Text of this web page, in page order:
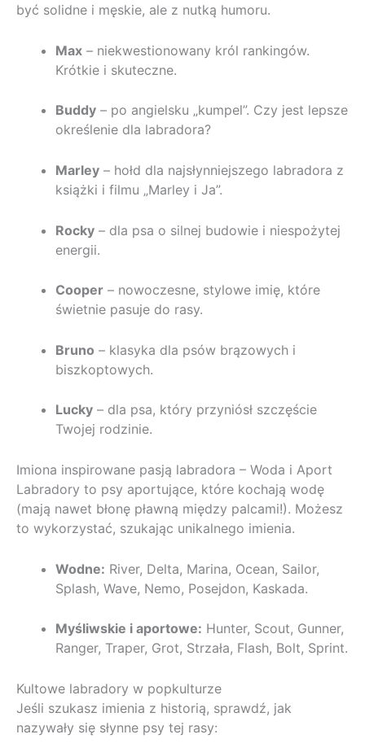
być solidne i męskie, ale z nutką humoru.
Max – niekwestionowany król rankingów.
Krótkie i skuteczne.
Buddy – po angielsku „kumpel”. Czy jest lepsze
określenie dla labradora?
Marley – hołd dla najsłynniejszego labradora z
książki i filmu „Marley i Ja”.
Rocky – dla psa o silnej budowie i niespożytej
energii.
Cooper – nowoczesne, stylowe imię, które
świetnie pasuje do rasy.
Bruno – klasyka dla psów brązowych i
biszkoptowych.
Lucky – dla psa, który przyniósł szczęście
Twojej rodzinie.
Imiona inspirowane pasją labradora – Woda i Aport
Labradory to psy aportujące, które kochają wodę
(mają nawet błonę pławną między palcami!). Możesz
to wykorzystać, szukając unikalnego imienia.
Wodne: River, Delta, Marina, Ocean, Sailor,
Splash, Wave, Nemo, Posejdon, Kaskada.
Myśliwskie i aportowe: Hunter, Scout, Gunner,
Ranger, Traper, Grot, Strzała, Flash, Bolt, Sprint.
Kultowe labradory w popkulturze
Jeśli szukasz imienia z historią, sprawdź, jak
nazywały się słynne psy tej rasy: